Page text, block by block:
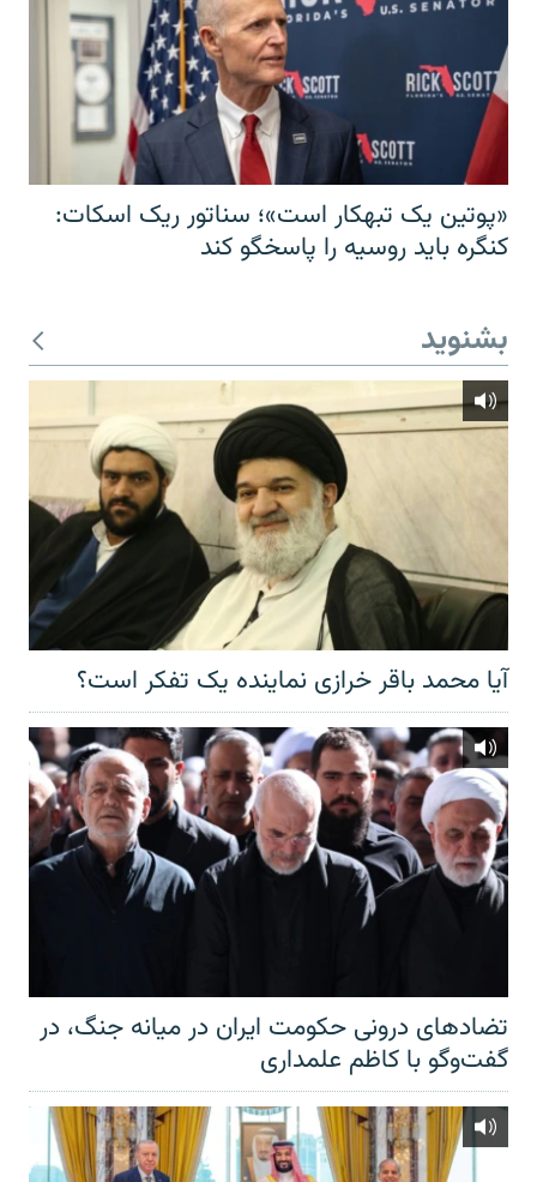
«پوتین یک تبهکار است»؛ سناتور ریک اسکات:
کنگره باید روسیه را پاسخگو کند
بشنوید
آیا محمد باقر خرازی نماینده یک تفکر است؟
تضادهای درونی حکومت ایران در میانه جنگ، در
گفت‌‌وگو با کاظم علمداری